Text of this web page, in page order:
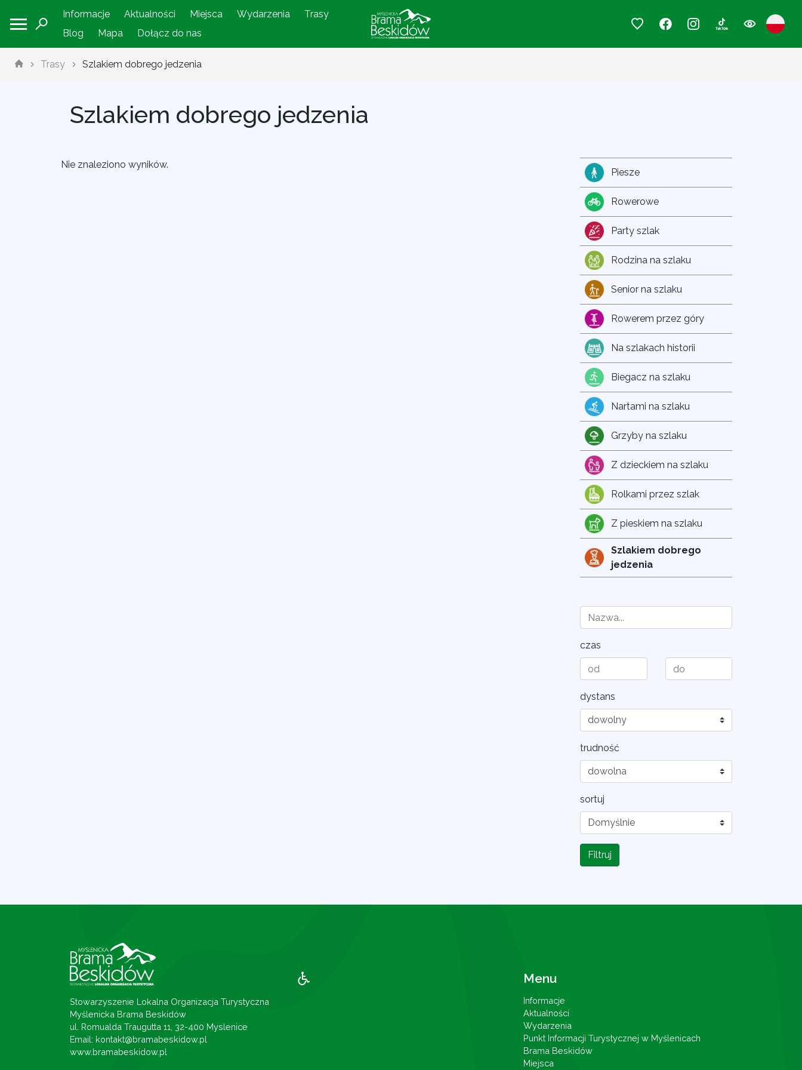
Informacje Aktualności Miejsca Wydarzenia
Trasy
Blog
Mapa Dołącz do nas
Trasy Szlakiem dobrego jedzenia
Szlakiem dobrego jedzenia
Nie znaleziono wyników.
Piesze
Rowerowe
Party szlak
Rodzina na szlaku
Senior na szlaku
Rowerem przez góry
Na szlakach historii
Biegacz na szlaku
Nartami na szlaku
Grzyby na szlaku
Z dzieckiem na szlaku
Rolkami przez szlak
Z pieskiem na szlaku
Szlakiem dobrego
jedzenia
czas
dystans
trudność
sortuj
Filtruj
Stowarzyszenie Lokalna Organizacja Turystyczna
Myślenicka Brama Beskidów
ul. Romualda Traugutta 11, 32-400 Myslenice
Email: kontakt@bramabeskidow.pl
www.bramabeskidow.pl
Menu
Informacje
Aktualności
Wydarzenia
Punkt Informacji Turystycznej w Myślenicach
Brama Beskidów
Miejsca